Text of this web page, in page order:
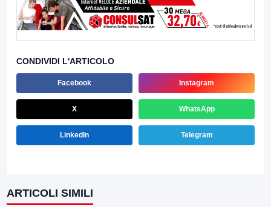
CONDIVIDI L'ARTICOLO
Facebook Instagram
X WhatsApp
LinkedIn Telegram
ARTICOLI SIMILI